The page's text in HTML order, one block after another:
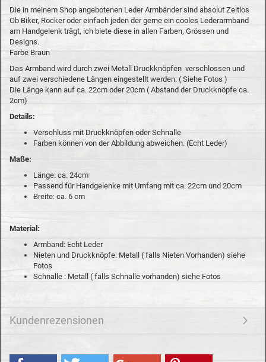
Die in meinem Shop angebotenen Leder Armbänder sind absolut Zeitlos
Ob Biker, Rocker oder einfach jeden der gerne ein cooles Lederarmband
am Handgelenk trägt, ich biete diese in allen Farben, Grössen und
Designs.
Farbe Braun
Das Armband wird durch zwei Metall Druckknöpfen verschlossen und
auf zwei verschiedene Längen eingestellt werden. ( Siehe Fotos )
Die Länge kann auf ca. 22cm oder 20cm ( Abstand der Druckknöpfe ca.
2cm)
Details:
Verschluss mit Druckknöpfen oder Schnalle
Farben können von der Abbildung abweichen. (Echt Leder)
Maße:
Länge: ca. 24cm
Passend für Handgelenke mit Umfang mit ca. 22cm und 20cm
Breite: ca. 6 cm
Material:
Armband: Echt Leder
Nieten und Druckknöpfe: Metall ( falls Nieten Vorhanden) siehe
Fotos
Schnalle : Metall ( falls Schnalle vorhanden) siehe Fotos
Kundenrezensionen